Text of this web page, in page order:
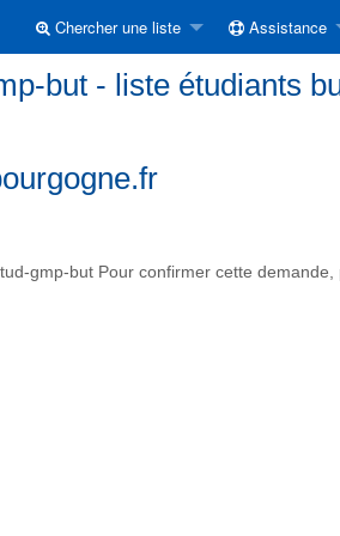
Chercher une liste Assistance
but - liste étudiants
gmp-but Pour confirmer cette